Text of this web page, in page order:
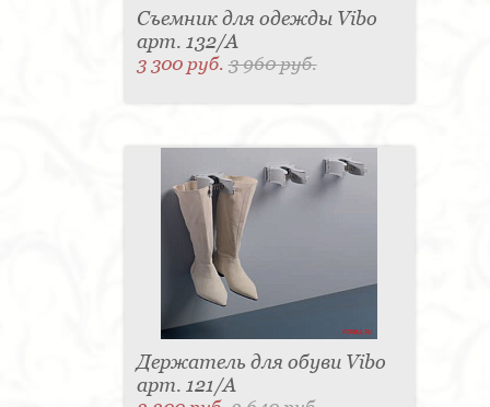
Съемник для одежды Vibo
арт. 132/A
3 300 руб.3 960 руб.
Держатель для обуви Vibo
арт. 121/А